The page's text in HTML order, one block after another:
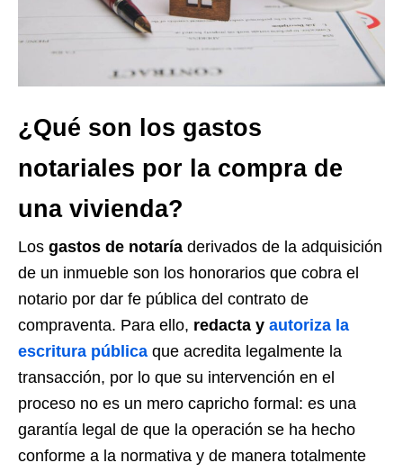
¿Qué son los gastos
notariales por la compra de
una vivienda?
Los gastos de notaría derivados de la adquisición
de un inmueble son los honorarios que cobra el
notario por dar fe pública del contrato de
compraventa. Para ello, redacta y autoriza la
escritura pública que acredita legalmente la
transacción, por lo que su intervención en el
proceso no es un mero capricho formal: es una
garantía legal de que la operación se ha hecho
conforme a la normativa y de manera totalmente